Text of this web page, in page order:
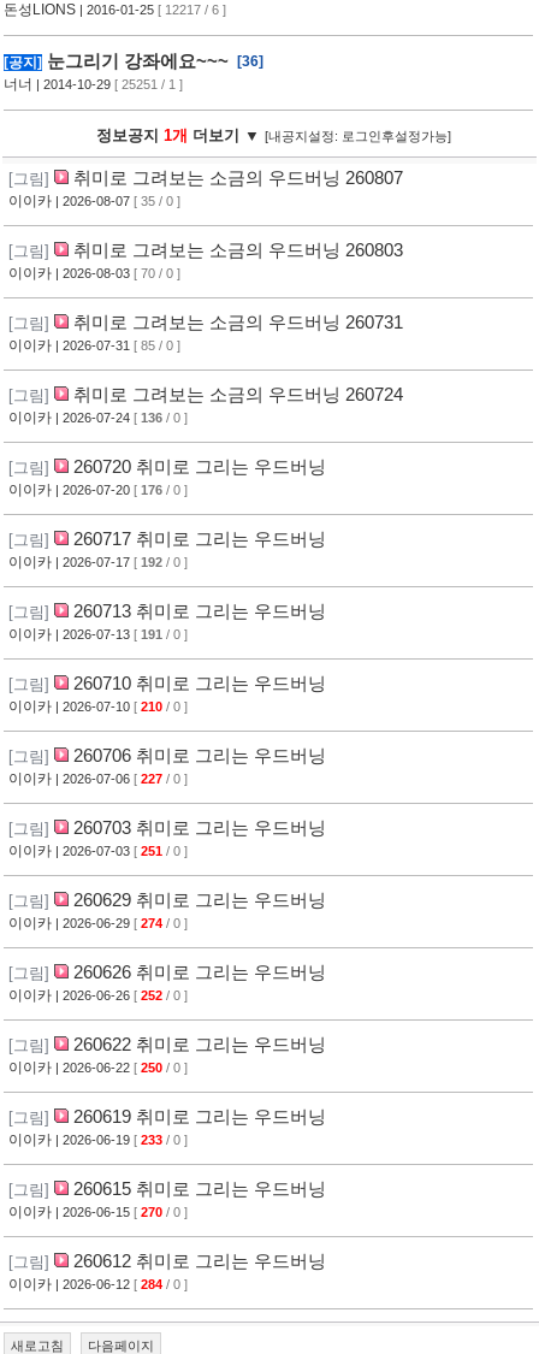
돈성LIONS | 2016-01-25 [ 12217 / 6 ]
[공지] 눈그리기 강좌에요~~~
[36]
너너
| 2014-10-29 [ 25251 / 1 ]
정보공지 1개 더보기 ▼ [내공지설정: 로그인후설정가능]
[그림] 취미로 그려보는 소금의 우드버닝 260807
이이카 | 2026-08-07 [ 35 / 0 ]
[그림] 취미로 그려보는 소금의 우드버닝 260803
이이카 | 2026-08-03 [ 70 / 0 ]
[그림] 취미로 그려보는 소금의 우드버닝 260731
이이카 | 2026-07-31 [ 85 / 0 ]
[그림] 취미로 그려보는 소금의 우드버닝 260724
이이카 | 2026-07-24 [ 136 / 0 ]
[그림] 260720 취미로 그리는 우드버닝
이이카 | 2026-07-20 [ 176 / 0 ]
[그림] 260717 취미로 그리는 우드버닝
이이카 | 2026-07-17 [ 192 / 0 ]
[그림] 260713 취미로 그리는 우드버닝
이이카 | 2026-07-13 [ 191 / 0 ]
[그림] 260710 취미로 그리는 우드버닝
이이카 | 2026-07-10 [ 210 / 0 ]
[그림] 260706 취미로 그리는 우드버닝
이이카 | 2026-07-06 [ 227 / 0 ]
[그림] 260703 취미로 그리는 우드버닝
이이카 | 2026-07-03 [ 251 / 0 ]
[그림] 260629 취미로 그리는 우드버닝
이이카 | 2026-06-29 [ 274 / 0 ]
[그림] 260626 취미로 그리는 우드버닝
이이카 | 2026-06-26 [ 252 / 0 ]
[그림] 260622 취미로 그리는 우드버닝
이이카 | 2026-06-22 [ 250 / 0 ]
[그림] 260619 취미로 그리는 우드버닝
이이카 | 2026-06-19 [ 233 / 0 ]
[그림] 260615 취미로 그리는 우드버닝
이이카 | 2026-06-15 [ 270 / 0 ]
[그림] 260612 취미로 그리는 우드버닝
이이카 | 2026-06-12 [ 284 / 0 ]
새로고침 다음페이지